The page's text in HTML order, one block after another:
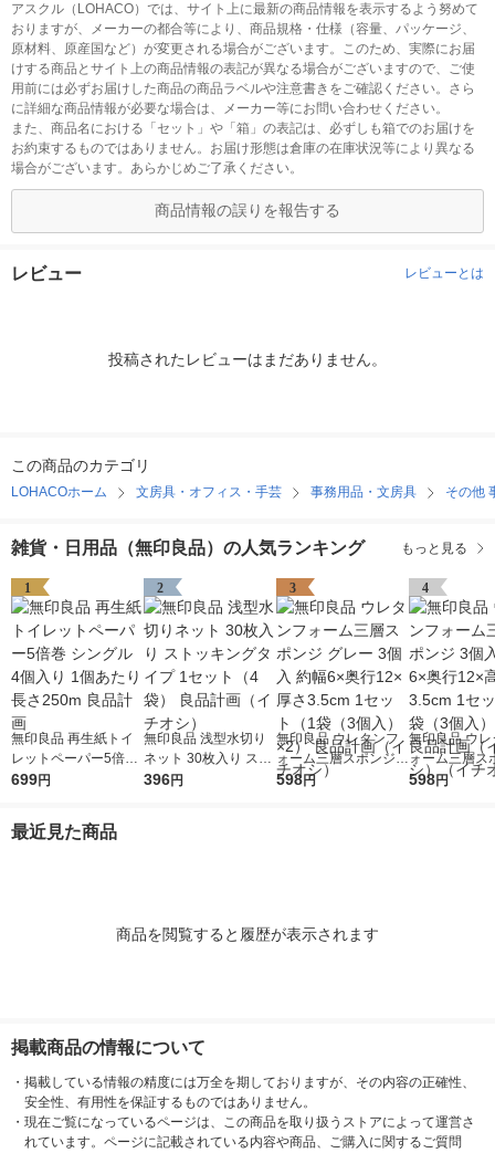
アスクル（LOHACO）では、サイト上に最新の商品情報を表示するよう努めて
おりますが、メーカーの都合等により、商品規格・仕様（容量、パッケージ、
原材料、原産国など）が変更される場合がございます。このため、実際にお届
けする商品とサイト上の商品情報の表記が異なる場合がございますので、ご使
用前には必ずお届けした商品の商品ラベルや注意書きをご確認ください。さら
に詳細な商品情報が必要な場合は、メーカー等にお問い合わせください。
また、商品名における「セット」や「箱」の表記は、必ずしも箱でのお届けを
お約束するものではありません。お届け形態は倉庫の在庫状況等により異なる
場合がございます。あらかじめご了承ください。
商品情報の誤りを報告する
レビュー レビューとは
投稿されたレビューはまだありません。
この商品のカテゴリ
LOHACOホーム 文房具・オフィス・手芸 事務用品・文房具 その他
雑貨・日用品（無印良品）の人気ランキング もっと見る
1
無印良品 再生紙トイ
レットペーパー5倍巻
シングル 4個入り 1個
699円
2
無印良品 浅型水切り
ネット 30枚入り スト
ッキングタイプ 1セッ
396円
3
無印良品 ウレタンフ
ォーム三層スポンジ
グレー 3個入 約幅6×
598円
4
無印良品 ウレ
ォーム三層ス
個入 約幅6×
598円
最近見た商品
商品を閲覧すると履歴が表示されます
掲載商品の情報について
・ 掲載している情報の精度には万全を期しておりますが、その内容の正確性、
安全性、有用性を保証するものではありません。
・ 現在ご覧になっているページは、この商品を取り扱うストアによって運営さ
れています。ページに記載されている内容や商品、ご購入に関するご質問